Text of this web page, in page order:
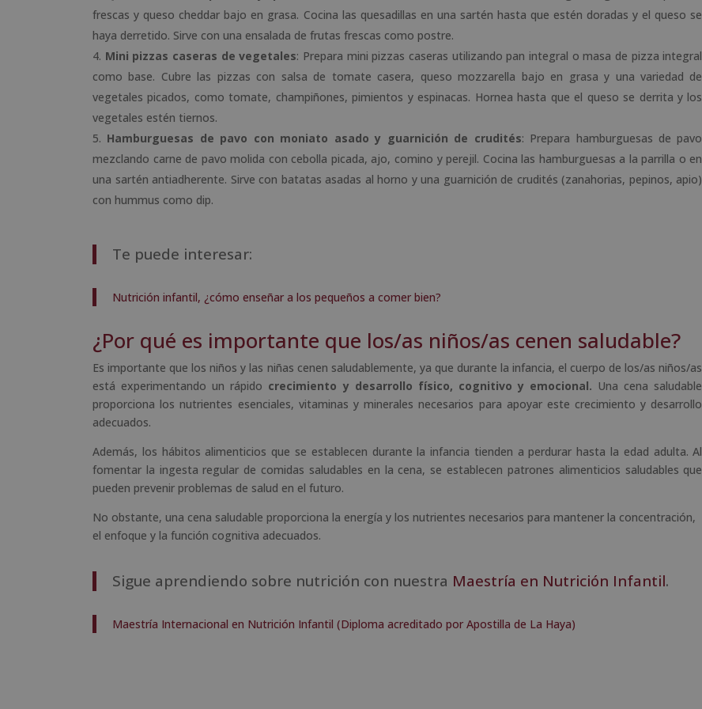
frescas y queso cheddar bajo en grasa. Cocina las quesadillas en una sartén hasta que estén doradas y el queso se
haya derretido. Sirve con una ensalada de frutas frescas como postre.
Mini pizzas caseras de vegetales: Prepara mini pizzas caseras utilizando pan integral o masa de pizza integral
como base. Cubre las pizzas con salsa de tomate casera, queso mozzarella bajo en grasa y una variedad de
vegetales picados, como tomate, champiñones, pimientos y espinacas. Hornea hasta que el queso se derrita y los
vegetales estén tiernos.
Hamburguesas de pavo con moniato asado y guarnición de crudités: Prepara hamburguesas de pavo
mezclando carne de pavo molida con cebolla picada, ajo, comino y perejil. Cocina las hamburguesas a la parrilla o en
una sartén antiadherente. Sirve con batatas asadas al horno y una guarnición de crudités (zanahorias, pepinos, apio)
con hummus como dip.
Te puede interesar:
Nutrición infantil, ¿cómo enseñar a los pequeños a comer bien?
¿Por qué es importante que los/as niños/as cenen saludable?
Es importante que los niños y las niñas cenen saludablemente, ya que durante la infancia, el cuerpo de los/as niños/as
está experimentando un rápido crecimiento y desarrollo físico, cognitivo y emocional. Una cena saludable
proporciona los nutrientes esenciales, vitaminas y minerales necesarios para apoyar este crecimiento y desarrollo
adecuados.
Además, los hábitos alimenticios que se establecen durante la infancia tienden a perdurar hasta la edad adulta. Al
fomentar la ingesta regular de comidas saludables en la cena, se establecen patrones alimenticios saludables que
pueden prevenir problemas de salud en el futuro.
No obstante, una cena saludable proporciona la energía y los nutrientes necesarios para mantener la concentración,
el enfoque y la función cognitiva adecuados.
Sigue aprendiendo sobre nutrición con nuestra Maestría en Nutrición Infantil.
Maestría Internacional en Nutrición Infantil (Diploma acreditado por Apostilla de La Haya)